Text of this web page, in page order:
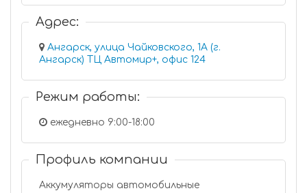
Адрес:
Ангарск, улица Чайковского, 1А (г.
Ангарск) ТЦ Автомир+, офис 124
Режим работы:
ежедневно 9:00-18:00
Профиль компании
Аккумуляторы автомобильные